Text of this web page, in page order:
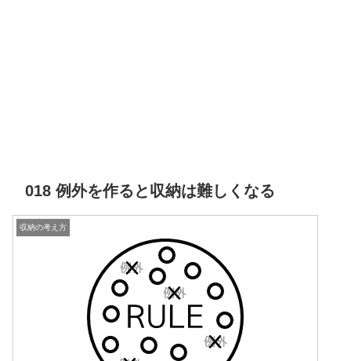
018 例外を作ると収納は難しくなる
収納の考え方